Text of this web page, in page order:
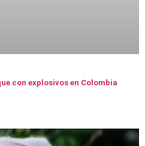
con explosivos en Colombia